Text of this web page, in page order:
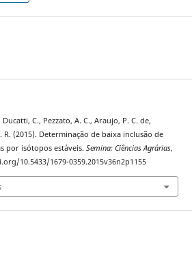
C., Pezzato, A. C., Araujo, P. C. de,
(2015). Determinação de baixa inclusão de
por isótopos estáveis. Semina: Ciências Agrárias,
10.5433/1679-0359.2015v36n2p1155